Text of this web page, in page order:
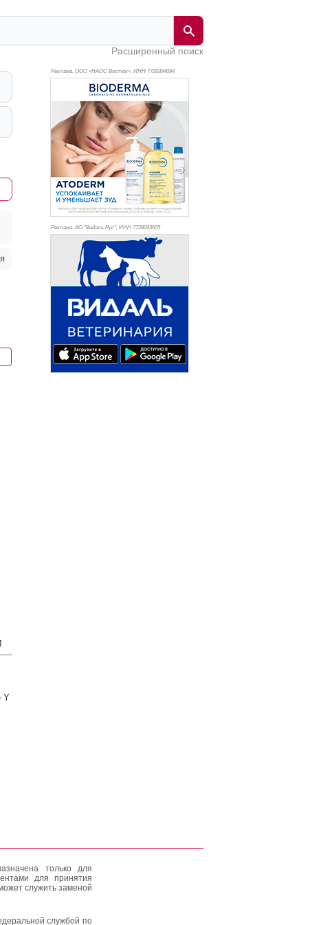
Расширенный поиск
Y
Реклама. ООО «НАОС Восток», ИНН 7720394094
Реклама. АО "Видаль Рус", ИНН 7728043605
только для
для принятия
служить заменой
службой по